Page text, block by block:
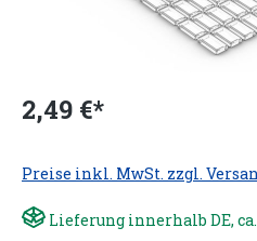
2,49 €*
Preise inkl. MwSt. zzgl.
Lieferung innerhalb DE,